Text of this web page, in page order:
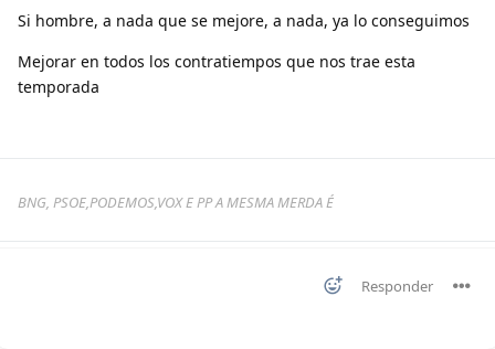
Si hombre, a nada que se mejore, a nada, ya lo conseguimos
Mejorar en todos los contratiempos que nos trae esta
temporada
BNG, PSOE,PODEMOS,VOX E PP A MESMA MERDA É
Responder